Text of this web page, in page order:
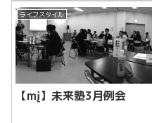
ライフスタイル
【mį】未来塾3月例会